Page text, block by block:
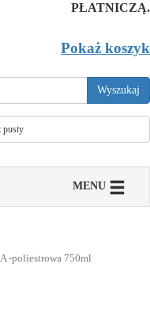
PŁATNICZĄ.
Pokaż koszyk
pusty
MENU Toggle
-poliestrowa 750ml